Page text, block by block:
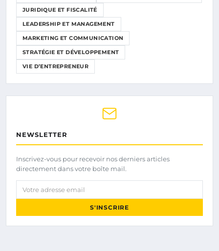
JURIDIQUE ET FISCALITÉ
LEADERSHIP ET MANAGEMENT
MARKETING ET COMMUNICATION
STRATÉGIE ET DÉVELOPPEMENT
VIE D’ENTREPRENEUR
NEWSLETTER
Inscrivez-vous pour recevoir nos derniers articles
directement dans votre boîte mail.
Votre adresse email
S'INSCRIRE